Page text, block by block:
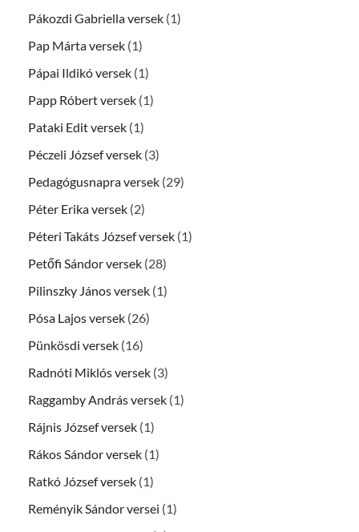
Pákozdi Gabriella versek (1)
Pap Márta versek (1)
Pápai Ildikó versek (1)
Papp Róbert versek (1)
Pataki Edit versek (1)
Péczeli József versek (3)
Pedagógusnapra versek (29)
Péter Erika versek (2)
Péteri Takáts József versek (1)
Petőfi Sándor versek (28)
Pilinszky János versek (1)
Pósa Lajos versek (26)
Pünkösdi versek (16)
Radnóti Miklós versek (3)
Raggamby András versek (1)
Rájnis József versek (1)
Rákos Sándor versek (1)
Ratkó József versek (1)
Reményik Sándor versei (1)